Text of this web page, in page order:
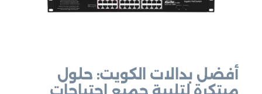
أفضل بدالات الكويت: حلول